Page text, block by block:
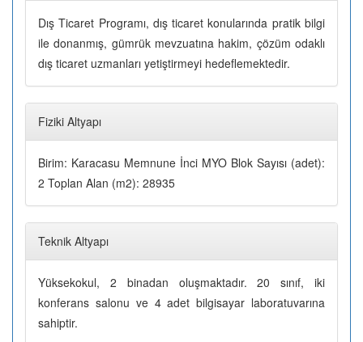
Dış Ticaret Programı, dış ticaret konularında pratik bilgi
ile donanmış, gümrük mevzuatına hakim, çözüm odaklı
dış ticaret uzmanları yetiştirmeyi hedeflemektedir.
Fiziki Altyapı
Birim: Karacasu Memnune İnci MYO Blok Sayısı (adet):
2 Toplan Alan (m2): 28935
Teknik Altyapı
Yüksekokul, 2 binadan oluşmaktadır. 20 sınıf, iki
konferans salonu ve 4 adet bilgisayar laboratuvarına
sahiptir.